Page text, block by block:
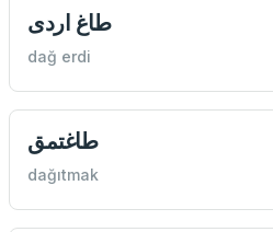
طاغ اردی
dağ erdi
طاغتمق
dağıtmak